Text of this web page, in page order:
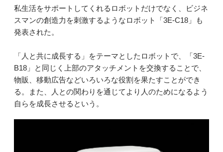
私生活をサポートしてくれるロボットだけでなく、ビジネ
スマンの創造力を刺激するようなロボット「3E-C18」も
発表された。
「人と共に成長する」をテーマとしたロボットで、「3E-
B18」と同じく上部のアタッチメントを交換することで、
物販、移動広告などいろいろな役割を果たすことができ
る。また、人との関わりを通じてより人のためになるよう
自らを成長させるという。